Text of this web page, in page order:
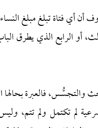
أي فتاة تبلغ مبلغ
أو الرابع الذي يطرق
فالعبرة بحالها
لم تكتمل ولم تتم،